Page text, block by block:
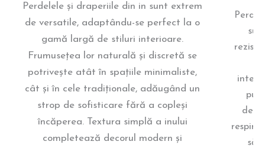
Perdelele și draperiile din in sunt extrem
de versatile, adaptându-se perfect la o
gamă largă de stiluri interioare.
Frumusețea lor naturală și discretă se
potrivește atât în spațiile minimaliste,
cât și în cele tradiționale, adăugând un
strop de sofisticare fără a copleși
încăperea. Textura simplă a inului
completează decorul modern și
să